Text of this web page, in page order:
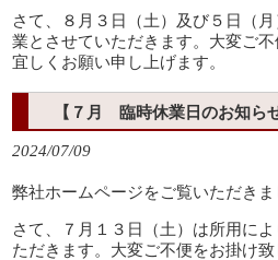
さて、８月３日（土）及び５日（
業とさせていただきます。大変ご
宜しくお願い申し上げます。
【７月 臨時休業日のお知らせ
2024/07/09
弊社ホームページをご覧いただきま
さて、７月１３日（土）は所用に
ただきます。大変ご不便をお掛け